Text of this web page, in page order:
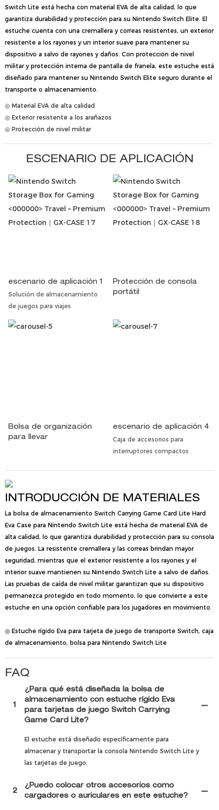
Switch Lite está hecha con material EVA de alta calidad, lo que
garantiza durabilidad y protección para su Nintendo Switch Elite. El
estuche cuenta con una cremallera y correas resistentes, un exterior
resistente a los rayones y un interior suave para mantener su
dispositivo a salvo de rayones y daños. Con protección de nivel
militar y protección interna de pantalla de franela, este estuche está
diseñado para mantener su Nintendo Switch Elite seguro durante el
transporte o almacenamiento.
◎ Material EVA de alta calidad
◎ Exterior resistente a los arañazos
◎ Protección de nivel militar
ESCENARIO DE APLICACIÓN
escenario de aplicación 1
Solución de almacenamiento
de juegos para viajes
Protección de consola
portátil
Bolsa de organización
para llevar
escenario de aplicación 4
Caja de accesorios para
interruptores compactos
INTRODUCCIÓN DE MATERIALES
La bolsa de almacenamiento Switch Carrying Game Card Lite Hard
Eva Case para Nintendo Switch Lite está hecha de material EVA de
alta calidad, lo que garantiza durabilidad y protección para su consola
de juegos. La resistente cremallera y las correas brindan mayor
seguridad, mientras que el exterior resistente a los rayones y el
interior suave mantienen su Nintendo Switch Lite a salvo de daños.
Las pruebas de caída de nivel militar garantizan que su dispositivo
permanezca protegido en todo momento, lo que convierte a este
estuche en una opción confiable para los jugadores en movimiento.
◎ Estuche rígido Eva para tarjeta de juego de transporte Switch, caja
de almacenamiento, bolsa para Nintendo Switch Lite
FAQ
1
¿Para qué está diseñada la bolsa de
almacenamiento con estuche rígido Eva
para tarjetas de juego Switch Carrying
Game Card Lite?
El estuche está diseñado específicamente para
almacenar y transportar la consola Nintendo Switch Lite y
las tarjetas de juego.
2
¿Puedo colocar otros accesorios como
cargadores o auriculares en este estuche?